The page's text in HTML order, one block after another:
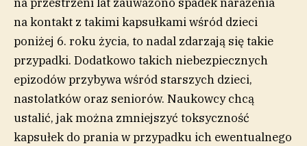
na kontakt z takimi kapsułkami wśród dzieci
poniżej 6. roku życia, to nadal zdarzają się takie
przypadki. Dodatkowo takich niebezpiecznych
epizodów przybywa wśród starszych dzieci,
nastolatków oraz seniorów. Naukowcy chcą
ustalić, jak można zmniejszyć toksyczność
kapsułek do prania w przypadku ich ewentualnego